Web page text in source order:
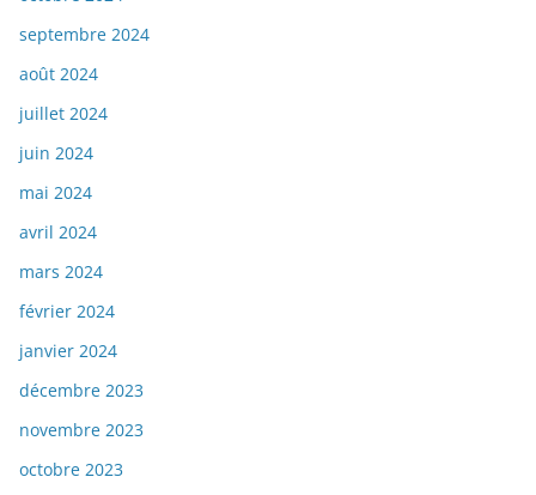
septembre 2024
août 2024
juillet 2024
juin 2024
mai 2024
avril 2024
mars 2024
février 2024
janvier 2024
décembre 2023
novembre 2023
octobre 2023